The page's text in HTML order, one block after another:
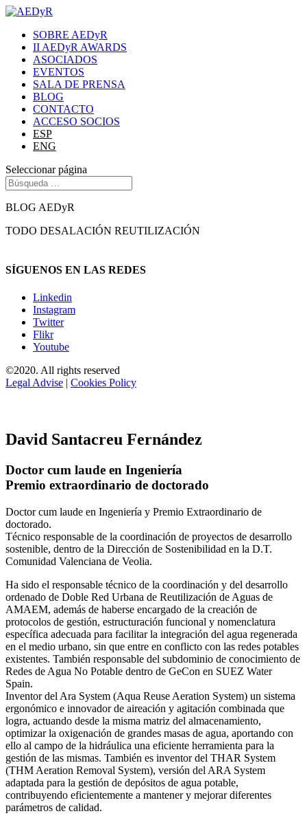
SOBRE AEDyR
II AEDyR AWARDS
ASOCIADOS
EVENTOS
SALA DE PRENSA
BLOG
CONTACTO
ACCESO SOCIOS
ESP
ENG
Seleccionar página
BLOG AEDyR
TODO DESALACIÓN REUTILIZACIÓN
SÍGUENOS EN LAS REDES
Linkedin
Instagram
Twitter
Flikr
Youtube
©2020. All rights reserved
Legal Advise | Cookies Policy
David Santacreu Fernández
Doctor cum laude en Ingeniería
Premio extraordinario de doctorado
Doctor cum laude en Ingeniería y Premio Extraordinario de
doctorado.
Técnico responsable de la coordinación de proyectos de desarrollo
sostenible, dentro de la Dirección de Sostenibilidad en la D.T.
Comunidad Valenciana de Veolia.
Ha sido el responsable técnico de la coordinación y del desarrollo
ordenado de Doble Red Urbana de Reutilización de Aguas de
AMAEM, además de haberse encargado de la creación de
protocolos de gestión, estructuración funcional y nomenclatura
específica adecuada para facilitar la integración del agua regenerada
en el medio urbano, sin que entre en conflicto con las redes potables
existentes. También responsable del subdominio de conocimiento de
Redes de Agua No Potable dentro de GeCon en SUEZ Water
Spain.
Inventor del Ara System (Aqua Reuse Aeration System) un sistema
ergonómico e innovador de aireación y agitación combinada que
logra, actuando desde la misma matriz del almacenamiento,
optimizar la oxigenación de grandes masas de agua, aportando con
ello al campo de la hidráulica una eficiente herramienta para la
gestión de las mismas. También es inventor del THAR System
(THM Aeration Removal System), versión del ARA System
adaptada para la gestión de depósitos de agua potable,
contribuyendo eficientemente a mantener y mejorar diferentes
parámetros de calidad.